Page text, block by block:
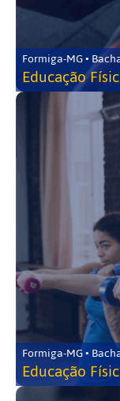
Formiga-MG •
Educação
Formiga-MG •
Educação